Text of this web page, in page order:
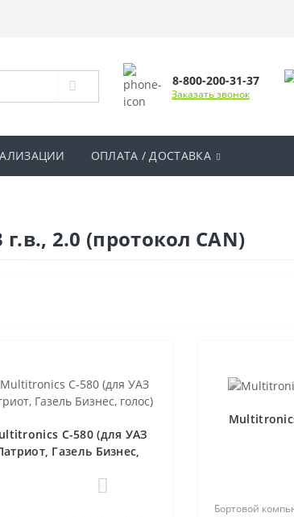
8-800-200-31-37
Заказать звонок
ОПЛАТА / ДОСТАВКА
2.0 (протокол CAN)
C-580 (для УАЗ
Газель Бизнес,
Бортовой